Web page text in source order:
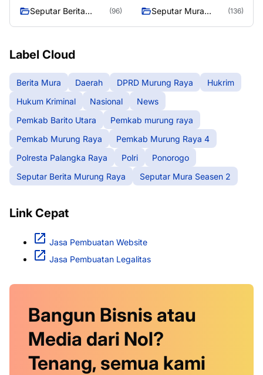
Seputar Berita
(96)
Seputar Mura
(136)
Label Cloud
Berita Mura Daerah DPRD Murung Raya
Hukrim
Hukum Kriminal
Nasional
News
Pemkab Barito Utara
Pemkab murung raya
Pemkab Murung Raya
Pemkab Murung Raya 4
Polresta Palangka Raya
Polri
Ponorogo
Seputar Berita Murung Raya
Seputar Mura Seasen 2
Link Cepat
Jasa Pembuatan Website
Jasa Pembuatan Legalitas
Bangun Bisnis atau
Media dari Nol?
Tenang, semua kami